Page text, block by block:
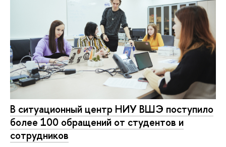
В ситуационный центр НИУ ВШЭ поступило
более 100 обращений от студентов и
сотрудников